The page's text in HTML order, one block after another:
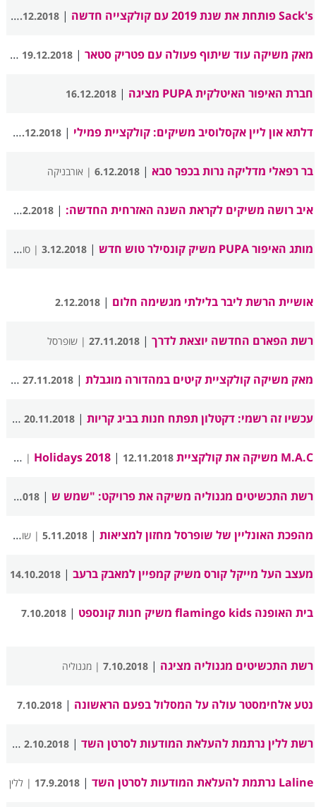
Sack's פותחת את שנת 2019 עם קולקצייה חדשה |
24.12.2018
מאק משיקה עוד שיתוף פעולה עם פטריק סטאר |
19.12.2018
חברת האיפור האיטלקית PUPA מציגה |
16.12.2018
דלתא און ליין אקסלוסיב משיקים: קולקציית פמילי |
16.12.2018
בר רפאלי מדליקה נרות בכפר סבא |
6.12.2018 | אורבניקה
איב רושה משיקים לקראת השנה האזרחית החדשה: |
4.12.2018
מותג האיפור PUPA משיק קונסילר טוש חדש |
3.12.2018 | סופר-פארם
אושיית הרשת ליבר בלילתי מגשימה חלום |
2.12.2018
רשת הפארם החדשה יוצאת לדרך |
27.11.2018 | שופרסל
מאק משיקה קולקציית קיטים במהדורה מוגבלת |
27.11.2018
עכשיו זה רשמי: דקטלון תפתח חנות בביג קריות |
20.11.2018
M.A.C משיקה את קולקציית Holidays 2018 | 12.11.2018 | מאק
רשת התכשיטים מגנוליה משיקה את פרויקט: "שמש ש |
5.11.2018
מהפכת האונליין של שופרסל מחזון למציאות |
5.11.2018 | שופרסל
מעצב העל מייקל קורס משיק קמפיין למאבק ברעב |
14.10.2018
בית האופנה flamingo kids משיק חנות קונספט |
7.10.2018
רשת התכשיטים מגנוליה מציגה |
7.10.2018 | מגנוליה
נטע אלחימסטר עולה על המסלול בפעם הראשונה |
7.10.2018
רשת ללין נרתמת להעלאת המודעות לסרטן השד |
2.10.2018
Laline נרתמת להעלאת המודעות לסרטן השד |
17.9.2018 | ללין